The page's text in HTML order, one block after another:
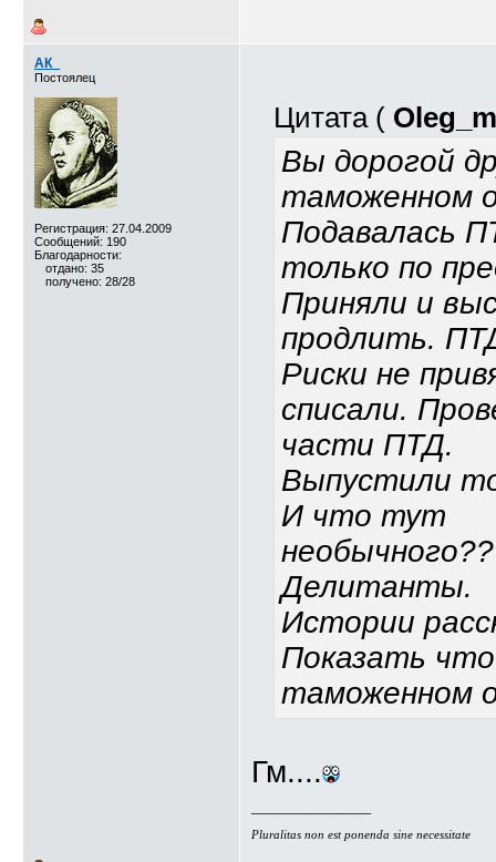
АК_
Постоялец
Регистрация: 27.04.2009
Сообщений: 190
Благодарности:
отдано: 35
получено: 28/28
Цитата (
Вы дорогой
таможенном
Подавалась
только по
Приняли и
продлить.
Риски не
списали.
части ПТД.
Выпустили
И что тут
Делитанты.
Истории
Показать
таможенном
Гм....
Pluralitas non est ponenda sine necessitate